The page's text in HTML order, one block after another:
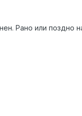
Рано или поздно